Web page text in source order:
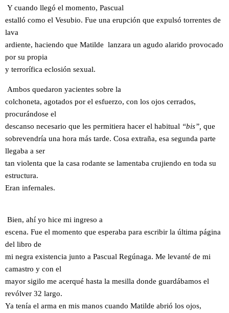
Y cuando llegó el momento, Pascual
estalló como el Vesubio. Fue una erupción que expulsó torrentes de
lava
ardiente, haciendo que Matilde lanzara un agudo alarido provocado
por su propia
y terrorífica eclosión sexual.
Ambos quedaron yacientes sobre la
colchoneta, agotados por el esfuerzo, con los ojos cerrados,
procurándose el
descanso necesario que les permitiera hacer el habitual “bis”, que
sobrevendría una hora más tarde. Cosa extraña, esa segunda parte
llegaba a ser
tan violenta que la casa rodante se lamentaba crujiendo en toda su
estructura.
Eran infernales.
Bien, ahí yo hice mi ingreso a
escena. Fue el momento que esperaba para escribir la última página
del libro de
mi negra existencia junto a Pascual Regúnaga. Me levanté de mi
camastro y con el
mayor sigilo me acerqué hasta la mesilla donde guardábamos el
revólver 32 largo.
Ya tenía el arma en mis manos cuando Matilde abrió los ojos,